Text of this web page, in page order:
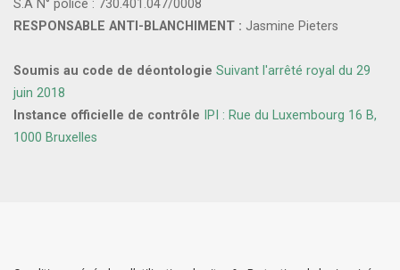
S.A N° police : 730.401.047/0008
RESPONSABLE ANTI-BLANCHIMENT : Jasmine Pieters
Soumis au code de déontologie Suivant l'arrêté royal du 29
juin 2018
Instance officielle de contrôle
IPI : Rue du Luxembourg 16 B,
1000 Bruxelles